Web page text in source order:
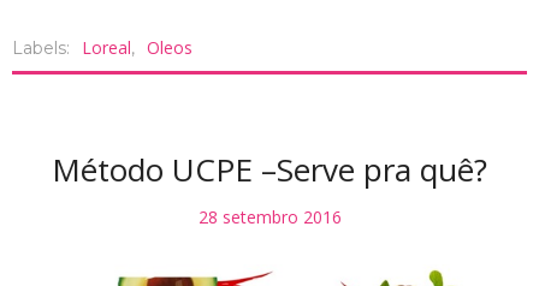
Labels: Loreal, Oleos
Método UCPE –Serve pra quê?
28 setembro 2016